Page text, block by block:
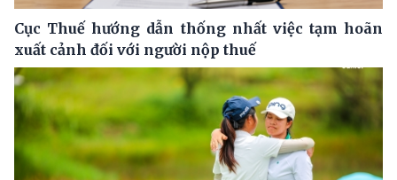
Cục Thuế hướng dẫn thống nhất việc tạm hoãn
xuất cảnh đối với người nộp thuế